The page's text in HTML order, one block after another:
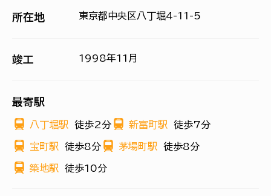
所在地 東京都中央区八丁堀4-11-5
竣工 1998年11月
最寄駅
八丁堀駅 徒歩2分 新富町駅 徒歩7分
宝町駅 徒歩8分 茅場町駅 徒歩8分
築地駅 徒歩10分